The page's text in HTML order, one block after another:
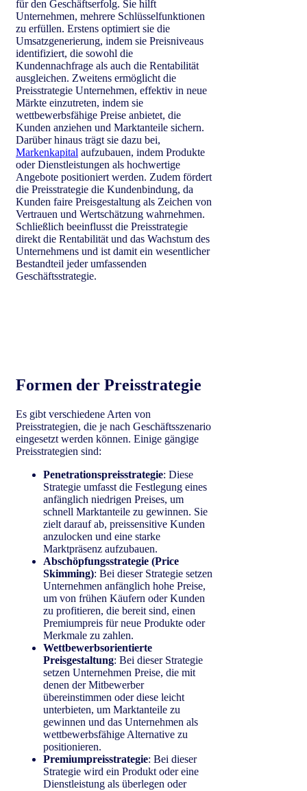
für den Geschäftserfolg. Sie hilft
Unternehmen, mehrere Schlüsselfunktionen
zu erfüllen. Erstens optimiert sie die
Umsatzgenerierung, indem sie Preisniveaus
identifiziert, die sowohl die
Kundennachfrage als auch die Rentabilität
ausgleichen. Zweitens ermöglicht die
Preisstrategie Unternehmen, effektiv in neue
Märkte einzutreten, indem sie
wettbewerbsfähige Preise anbietet, die
Kunden anziehen und Marktanteile sichern.
Darüber hinaus trägt sie dazu bei,
Markenkapital aufzubauen, indem Produkte
oder Dienstleistungen als hochwertige
Angebote positioniert werden. Zudem fördert
die Preisstrategie die Kundenbindung, da
Kunden faire Preisgestaltung als Zeichen von
Vertrauen und Wertschätzung wahrnehmen.
Schließlich beeinflusst die Preisstrategie
direkt die Rentabilität und das Wachstum des
Unternehmens und ist damit ein wesentlicher
Bestandteil jeder umfassenden
Geschäftsstrategie.
Formen der Preisstrategie
Es gibt verschiedene Arten von
Preisstrategien, die je nach Geschäftsszenario
eingesetzt werden können. Einige gängige
Preisstrategien sind:
Penetrationspreisstrategie: Diese
Strategie umfasst die Festlegung eines
anfänglich niedrigen Preises, um
schnell Marktanteile zu gewinnen. Sie
zielt darauf ab, preissensitive Kunden
anzulocken und eine starke
Marktpräsenz aufzubauen.
Abschöpfungsstrategie (Price
Skimming): Bei dieser Strategie setzen
Unternehmen anfänglich hohe Preise,
um von frühen Käufern oder Kunden
zu profitieren, die bereit sind, einen
Premiumpreis für neue Produkte oder
Merkmale zu zahlen.
Wettbewerbsorientierte
Preisgestaltung: Bei dieser Strategie
setzen Unternehmen Preise, die mit
denen der Mitbewerber
übereinstimmen oder diese leicht
unterbieten, um Marktanteile zu
gewinnen und das Unternehmen als
wettbewerbsfähige Alternative zu
positionieren.
Premiumpreisstrategie: Bei dieser
Strategie wird ein Produkt oder eine
Dienstleistung als überlegen oder